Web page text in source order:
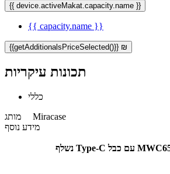
{{ device.activeMakat.capacity.name }}
{{ capacity.name }}
{{getAdditionalsPriceSelected()}} ₪
תכונות עיקריות
כללי
מותג Miracase
מידע נוסף
מטען קיר מהיר דגם MWC65RC עם כבל Type-C נשלף